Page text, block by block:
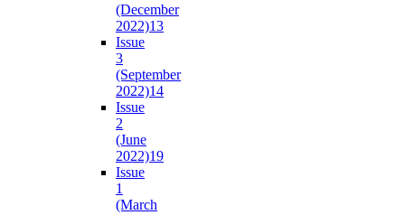
(December
2022)13
Issue
3
(September
2022)14
Issue
2
(June
2022)19
Issue
1
(March